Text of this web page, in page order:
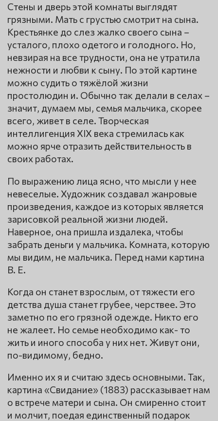
Стены и дверь этой комнаты выглядят
грязными. Мать с грустью смотрит на сына.
Крестьянке до слез жалко своего сына –
усталого, плохо одетого и голодного. Но,
невзирая на все трудности, она не утратила
нежности и любви к сыну. По этой картине
можно судить о тяжёлой жизни
простолюдин и. Обычно так делали в селах –
значит, думаем мы, семья мальчика, скорее
всего, живет в селе. Творческая
интеллигенция XIX века стремилась как
можно ярче отразить действительность в
своих работах.
По выражению лица ясно, что мысли у нее
невеселые. Художник создавал жанровые
произведения, каждое из которых является
зарисовкой реальной жизни людей.
Наверное, она пришла издалека, чтобы
забрать деньги у мальчика. Комната, которую
мы видим, не мальчика. Перед нами картина
В. Е.
Когда он станет взрослым, от тяжести его
детства душа станет грубее, черствее. Это
заметно по его грязной одежде. Никто его
не жалеет. Но семье необходимо как- то
жить и иного способа у них нет. Живут они,
по-видимому, бедно.
Именно их я и считаю здесь основными. Так,
картина «Свидание» (1883) рассказывает нам
о встрече матери и сына. Он смиренно стоит
и молчит, поедая единственный подарок